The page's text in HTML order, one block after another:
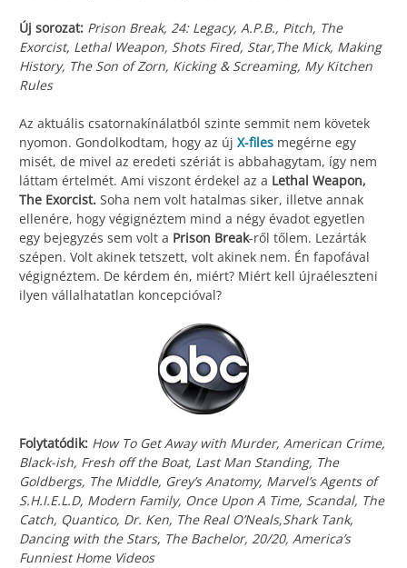
Új sorozat: Prison Break, 24: Legacy, A.P.B., Pitch, The
Exorcist, Lethal Weapon, Shots Fired, Star,The Mick, Making
History, The Son of Zorn, Kicking & Screaming, My Kitchen
Rules
Az aktuális csatornakínálatból szinte semmit nem követek
nyomon. Gondolkodtam, hogy az új X-files megérne egy
misét, de mivel az eredeti szériát is abbahagytam, így nem
láttam értelmét. Ami viszont érdekel az a Lethal Weapon,
The Exorcist. Soha nem volt hatalmas siker, illetve annak
ellenére, hogy végignéztem mind a négy évadot egyetlen
egy bejegyzés sem volt a Prison Break-ről tőlem. Lezárták
szépen. Volt akinek tetszett, volt akinek nem. Én fapofával
végignéztem. De kérdem én, miért? Miért kell újraéleszteni
ilyen vállalhatatlan koncepcióval?
Folytatódik: How To Get Away with Murder, American Crime,
Black-ish, Fresh off the Boat, Last Man Standing, The
Goldbergs, The Middle, Grey’s Anatomy, Marvel’s Agents of
S.H.I.E.L.D, Modern Family, Once Upon A Time, Scandal, The
Catch, Quantico, Dr. Ken, The Real O’Neals,Shark Tank,
Dancing with the Stars, The Bachelor, 20/20, America’s
Funniest Home Videos